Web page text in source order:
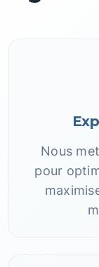
Nous
pour